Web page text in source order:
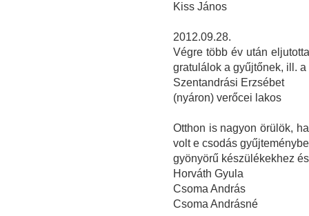
Kiss János
2012.09.28.
Végre több év után
gratulálok a gyűjtőnek, ill.
Szentandrási Erzsébet
(nyáron) verőcei lakos
Otthon is nagyon örülök,
volt e csodás
gyönyörű készülékekhez
Horváth Gyula
Csoma András
Csoma Andrásné